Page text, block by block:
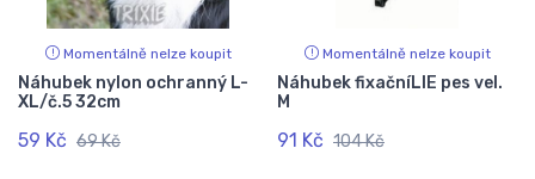
Momentálně nelze koupit
Náhubek nylon ochranný L-
XL/č.5 32cm
59 Kč 69 Kč
Momentálně nelze koupit
Náhubek fixačníLIE pes vel.
M
91 Kč 104 Kč